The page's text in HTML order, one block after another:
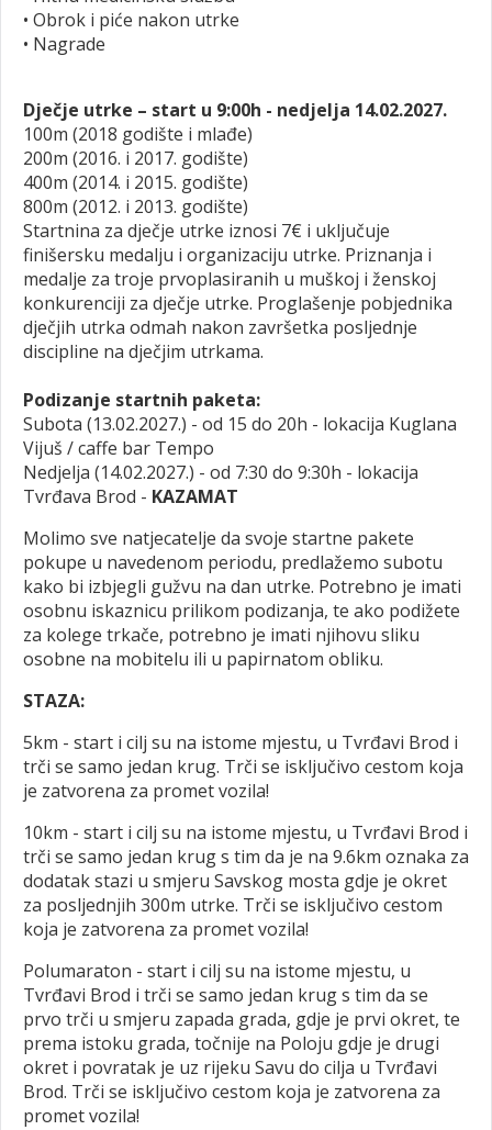
• Obrok i piće nakon utrke
• Nagrade
Dječje utrke – start u 9:00h - nedjelja 14.02.2027.
100m (2018 godište i mlađe)
200m (2016. i 2017. godište)
400m (2014. i 2015. godište)
800m (2012. i 2013. godište)
Startnina za dječje utrke iznosi 7€ i uključuje
finišersku medalju i organizaciju utrke. Priznanja i
medalje za troje prvoplasiranih u muškoj i ženskoj
konkurenciji za dječje utrke. Proglašenje pobjednika
dječjih utrka odmah nakon završetka posljednje
discipline na dječjim utrkama.
Podizanje startnih paketa:
Subota (13.02.2027.) - od 15 do 20h - lokacija Kuglana
Vijuš / caffe bar Tempo
Nedjelja (14.02.2027.) - od 7:30 do 9:30h - lokacija
Tvrđava Brod - KAZAMAT
Molimo sve natjecatelje da svoje startne pakete
pokupe u navedenom periodu, predlažemo subotu
kako bi izbjegli gužvu na dan utrke. Potrebno je imati
osobnu iskaznicu prilikom podizanja, te ako podižete
za kolege trkače, potrebno je imati njihovu sliku
osobne na mobitelu ili u papirnatom obliku.
STAZA:
5km - start i cilj su na istome mjestu, u Tvrđavi Brod i
trči se samo jedan krug. Trči se isključivo cestom koja
je zatvorena za promet vozila!
10km - start i cilj su na istome mjestu, u Tvrđavi Brod i
trči se samo jedan krug s tim da je na 9.6km oznaka za
dodatak stazi u smjeru Savskog mosta gdje je okret
za posljednjih 300m utrke. Trči se isključivo cestom
koja je zatvorena za promet vozila!
Polumaraton - start i cilj su na istome mjestu, u
Tvrđavi Brod i trči se samo jedan krug s tim da se
prvo trči u smjeru zapada grada, gdje je prvi okret, te
prema istoku grada, točnije na Poloju gdje je drugi
okret i povratak je uz rijeku Savu do cilja u Tvrđavi
Brod. Trči se isključivo cestom koja je zatvorena za
promet vozila!